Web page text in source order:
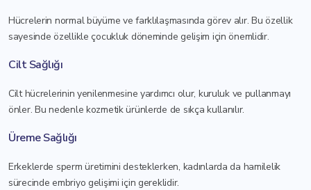
Hücrelerin normal büyüme ve farklılaşmasında görev alır. Bu özellik
sayesinde özellikle çocukluk döneminde gelişim için önemlidir.
Cilt Sağlığı
Cilt hücrelerinin yenilenmesine yardımcı olur, kuruluk ve pullanmayı
önler. Bu nedenle kozmetik ürünlerde de sıkça kullanılır.
Üreme Sağlığı
Erkeklerde sperm üretimini desteklerken, kadınlarda da hamilelik
sürecinde embriyo gelişimi için gereklidir.